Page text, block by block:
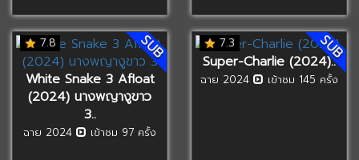
7.8 SUB
White Snake 3 Afloat
(2024) นางพญางูขาว
3..
ฉาย 2024 เข้าชม 97 ครั้ง
7.3 SUB
Super-Charlie (2024)..
ฉาย 2024 เข้าชม 145 ครั้ง